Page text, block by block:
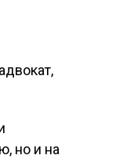
но и на